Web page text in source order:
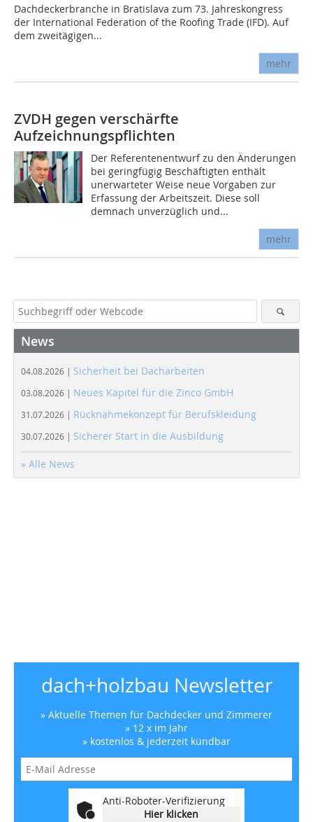
Dachdeckerbranche in Bratislava zum 73. Jahreskongress
der International Federation of the Roofing Trade (IFD). Auf
dem zweitägigen...
mehr
ZVDH gegen verschärfte
Aufzeichnungspflichten
Der Referentenentwurf zu den Änderungen
bei geringfügig Beschäftigten enthält
unerwarteter Weise neue Vorgaben zur
Erfassung der Arbeitszeit. Diese soll
demnach unverzüglich und...
mehr
News
04.08.2026 | Sicherheit bei Dacharbeiten
03.08.2026 | Neues Kapitel für die Zinco GmbH
31.07.2026 | Rücknahmekonzept für Berufskleidung
30.07.2026 | Sicherer Start in die Ausbildung
» Alle News
dach+holzbau Newsletter
» Aktuelle Themen für Dachdecker und Zimmerer
» 12 x im Jahr
» kostenlos & jederzeit kündbar
Anti-Roboter-Verifizierung
Hier klicken